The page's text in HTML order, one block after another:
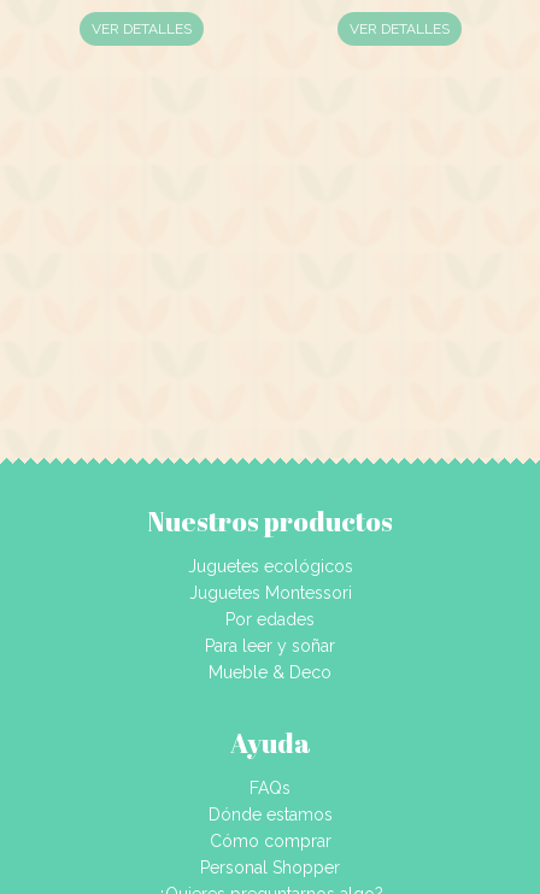
VER DETALLES VER DETALLES
Nuestros productos
Juguetes ecológicos
Juguetes Montessori
Por edades
Para leer y soñar
Mueble & Deco
Ayuda
FAQs
Dónde estamos
Cómo comprar
Personal Shopper